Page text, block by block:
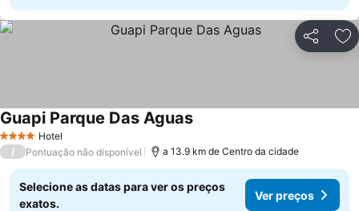
Partilhar
4 EstrelasHotel
Guapi Parque Das Aguas
/ Pontuação não disponível a 13.9 km de Centro da cidade
Selecione as datas para ver os preços
exatos.
Ver preços